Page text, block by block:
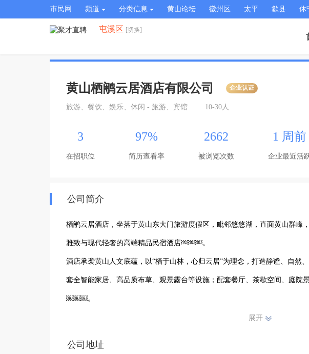
市民网 频道 分类信息 黄山论坛 徽州区 太平 歙县 休
屯溪区 [切换]
黄山栖鹇云居酒店有限公司 企业认证
旅游、餐饮、娱乐、休闲 - 旅游、宾馆 10-30人
3
在招职位
97%
简历查看率
2662
被浏览次数
1 周前
企业最近活
公司简介
栖鹇云居酒店，坐落于黄山东大门旅游度假区，毗邻悠悠湖，直面黄山群峰
雅致与现代轻奢的高端精品民宿酒店￼￼￼。
酒店承袭黄山人文底蕴，以“栖于山林，心归云居”为理念，打造静谧、自然
套全智能家居、高品质布草、观景露台等设施；配套餐厅、茶歇空间、庭院
￼￼￼。
我们坚持精细化管理、管家式服务，致力于为每一位宾客创造“沉浸式山水
展开
公司地址